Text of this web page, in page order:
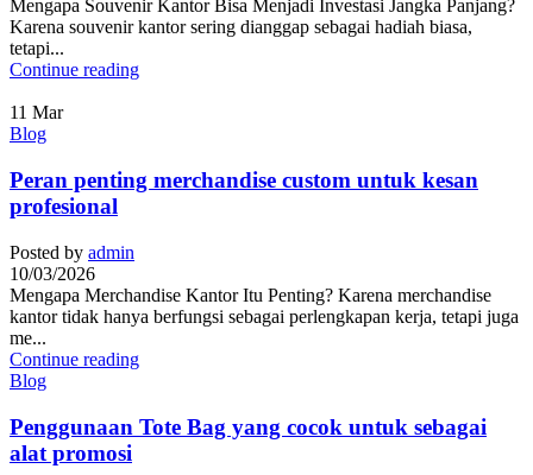
Mengapa Souvenir Kantor Bisa Menjadi Investasi Jangka Panjang?
Karena souvenir kantor sering dianggap sebagai hadiah biasa,
tetapi...
Continue reading
11 Mar
Blog
Peran penting merchandise custom untuk kesan
profesional
Posted by admin
10/03/2026
Mengapa Merchandise Kantor Itu Penting? Karena merchandise
kantor tidak hanya berfungsi sebagai perlengkapan kerja, tetapi juga
me...
Continue reading
Blog
Penggunaan Tote Bag yang cocok untuk sebagai
alat promosi